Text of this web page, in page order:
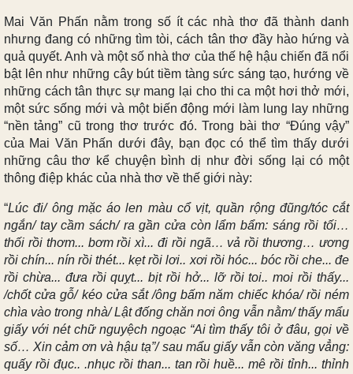
Mai Văn Phấn nằm trong số ít các nhà thơ đã thành danh
nhưng đang có những tìm tòi, cách tân thơ đầy hào hứng và
quả quyết. Anh và một số nhà thơ của thế hệ hậu chiến đã nổi
bật lên như những cây bút tiềm tàng sức sáng tạo, hướng về
những cách tân thực sự mang lại cho thi ca một hơi thở mới,
một sức sống mới và một biến động mới làm lung lay những
“nền tảng” cũ trong thơ trước đó. Trong bài thơ “Đúng vậy”
của Mai Văn Phấn dưới đây, bạn đọc có thể tìm thấy dưới
những câu thơ kể chuyện bình dị như đời sống lại có một
thông điệp khác của nhà thơ về thế giới này:
“Lúc đi/ ông mặc áo len màu cổ vịt, quần rộng đũng/tóc cắt
ngắn/ tay cầm sách/ ra gần cửa còn lẩm bẩm: sáng rồi tối…
thối rồi thơm... bơm rồi xì... đi rồi ngã… vả rồi thương… ương
rồi chín... nín rồi thét... kẹt rồi lơi.. xơi rồi hóc... bóc rồi che... đe
rồi chừa... đưa rồi quỵt... bịt rồi hở... lỡ rồi toi.. moi rồi thấy...
/chốt cửa gỗ/ kéo cửa sắt /ông bấm năm chiếc khóa/ rồi ném
chìa vào trong nhà/ Lật đống chăn nơi ông vẫn nằm/ thấy mẩu
giấy với nét chữ nguyệch ngoạc “Ai tìm thấy tôi ở đâu, gọi về
số… Xin cảm ơn và hậu tạ”/ sau mẩu giấy vẫn còn văng vẳng:
quấy rồi đục.. .nhục rồi than... tan rồi huề... mê rồi tỉnh... thỉnh